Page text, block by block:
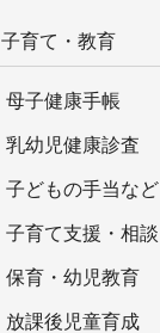
子育て・教育
母子健康手帳
乳幼児健康診査
子どもの手当など
子育て支援・相談
保育・幼児教育
放課後児童育成